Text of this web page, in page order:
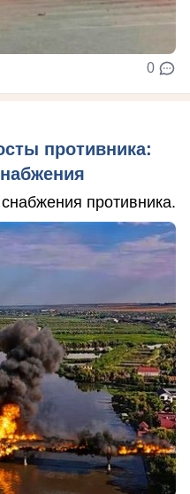
0
противника:
противника.